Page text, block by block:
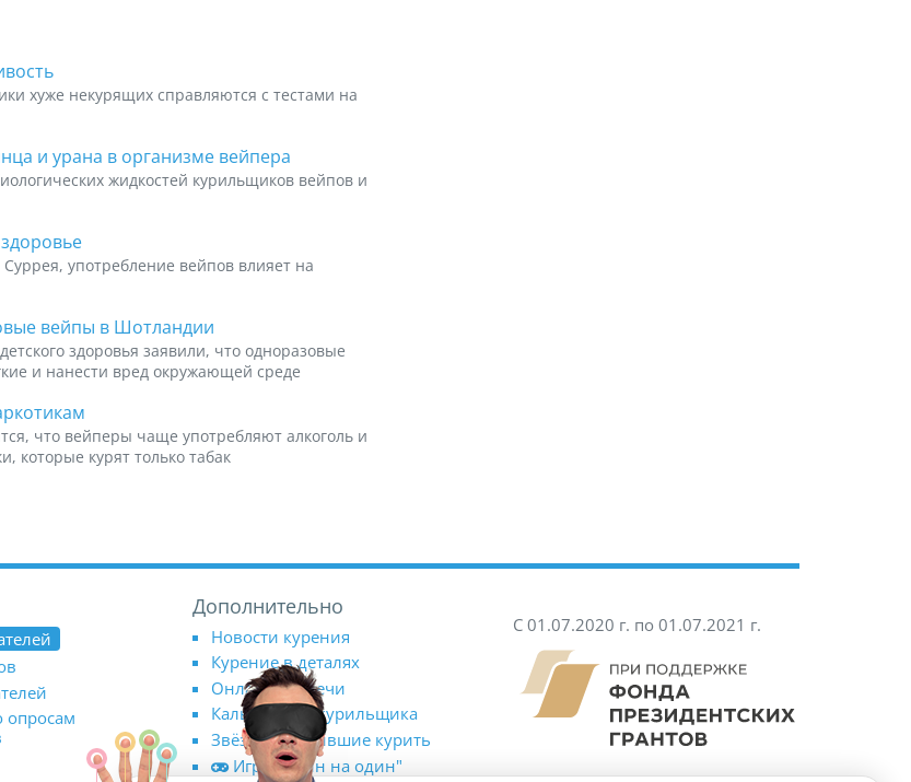
хуже некурящих справляются с тестами на
и урана в организме вейпера
жидкостей курильщиков вейпов и
употребление вейпов влияет на
вейпы в Шотландии
здоровья заявили, что одноразовые
и нанести вред окружающей среде
что вейперы чаще употребляют алкоголь и
которые курят только табак
опросам
Дополнительно
Новости курения
Курение в деталях
Онлайн-встречи
Калькулятор курильщика
Звёзды, бросившие курить
Игра "Один на один"
С 01.07.2020 г. по 01.07.2021 г.